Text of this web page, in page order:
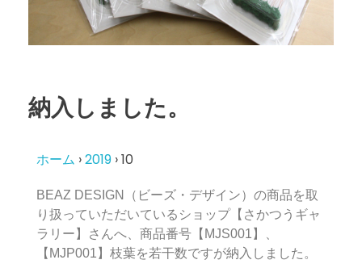
納入しました。
ホーム ›2019 ›10
BEAZ DESIGN（ビーズ・デザイン）の商品を取
り扱っていただいているショップ【さかつうギャ
ラリー】さんへ、商品番号【MJS001】、
【MJP001】枝葉を若干数ですが納入しました。